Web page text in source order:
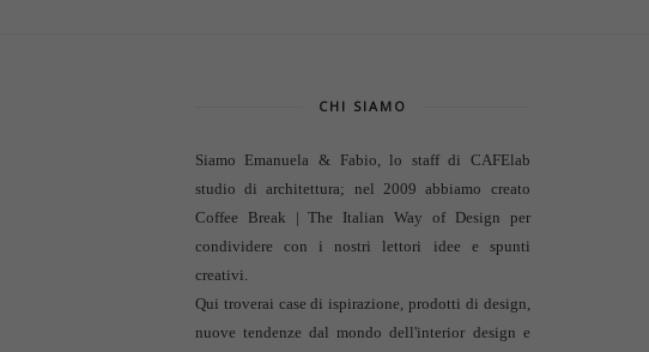
CHI SIAMO
Siamo Emanuela & Fabio, lo staff di CAFElab
studio di architettura; nel 2009 abbiamo creato
Coffee Break | The Italian Way of Design per
condividere con i nostri lettori idee e spunti
creativi.
Qui troverai case di ispirazione, prodotti di design,
nuove tendenze dal mondo dell'interior design e